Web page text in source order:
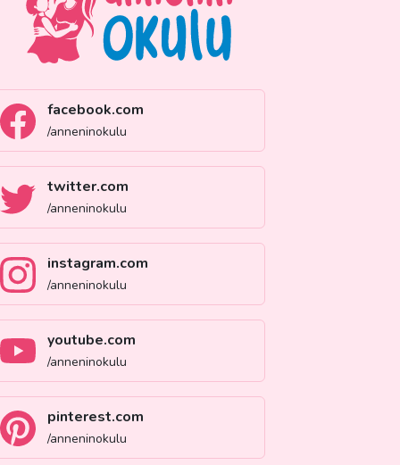
facebook.com
/anneninokulu
twitter.com
/anneninokulu
instagram.com
/anneninokulu
youtube.com
/anneninokulu
pinterest.com
/anneninokulu